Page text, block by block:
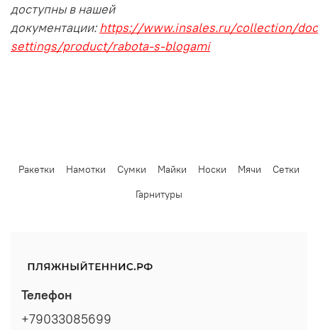
доступны в нашей
документации:https://www.insales.ru/collection/
settings/product/rabota-s-blogami
Ракетки Намотки Сумки Майки Носки Мячи
Сетки
Гарнитуры
Телефон
+79033085699